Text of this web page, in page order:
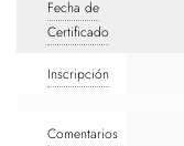
Fecha de
Certificado
Inscripción
Comentarios